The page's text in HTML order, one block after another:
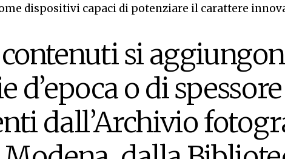
dispositivi capaci di potenziare il carattere
si
d’epoca o di
dall’Archivio